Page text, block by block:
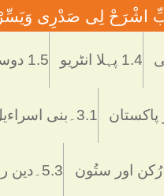
اشْرَحْ لِی صَدْرِی
1.4 پہلا انٹریو 1.5 دوسرا انٹریو
3.1۔بنی اسراءیل اور ریاست اسرائیل
5.3۔دین رویّہ رواج قانون